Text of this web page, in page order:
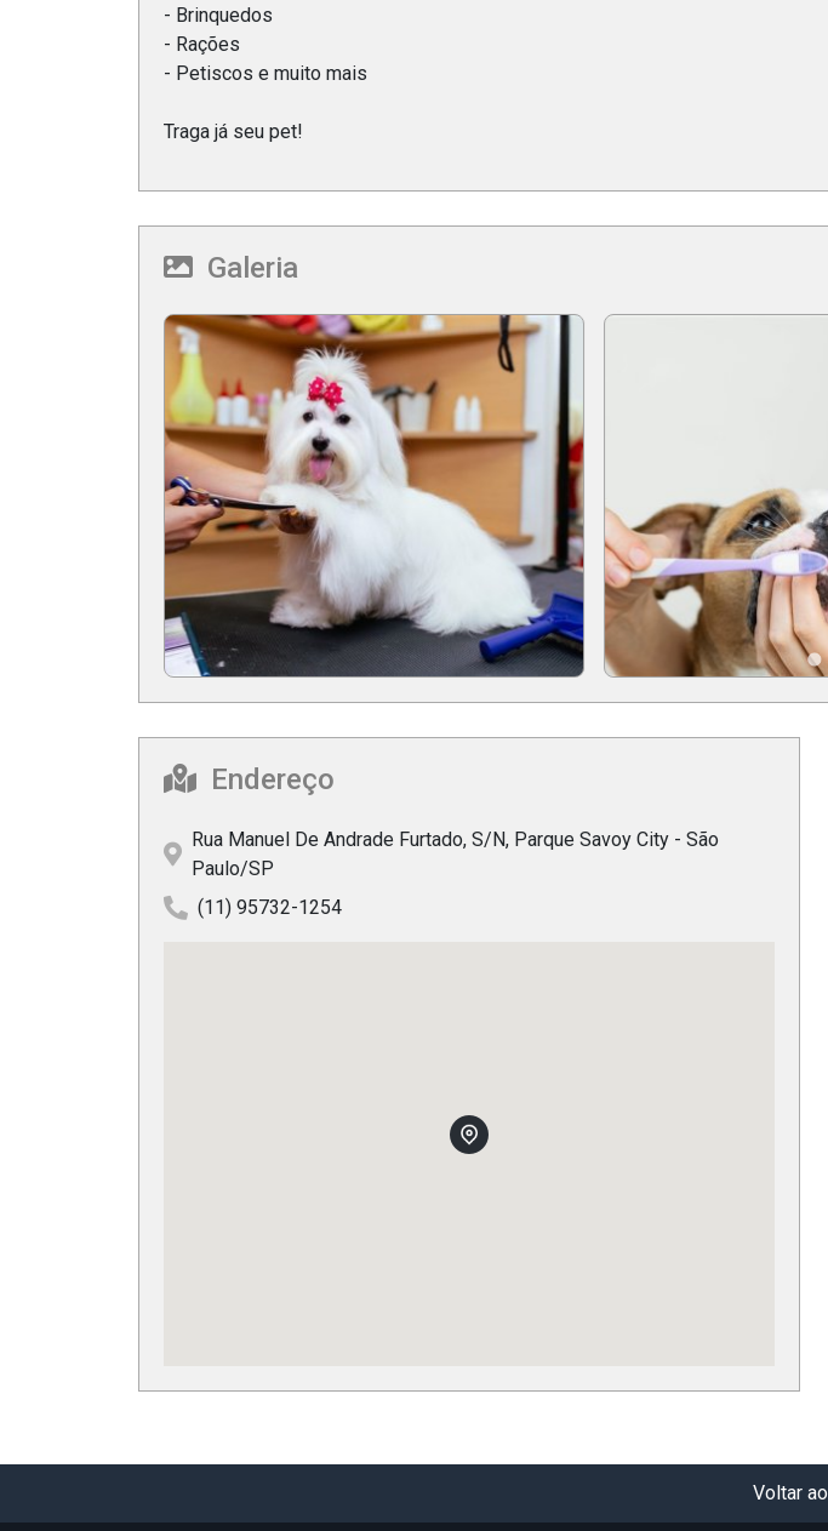
- Brinquedos
- Rações
- Petiscos e muito mais
Traga já seu pet!
Galeria
Endereço
Rua Manuel De Andrade Furtado, S/N, Parque Savoy City - São
Paulo/SP
(11) 95732-1254
Voltar